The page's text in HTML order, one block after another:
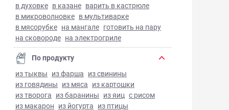
в духовке в казане варить в кастрюле
в микроволновке в мультиварке
в мясорубке на мангале готовить на пару
на сковороде на электрогриле
По продукту
из тыквы из фарша из свинины
из говядины из мяса из картошки
из творога из баранины из яиц с рисом
из макарон из йогурта из птицы